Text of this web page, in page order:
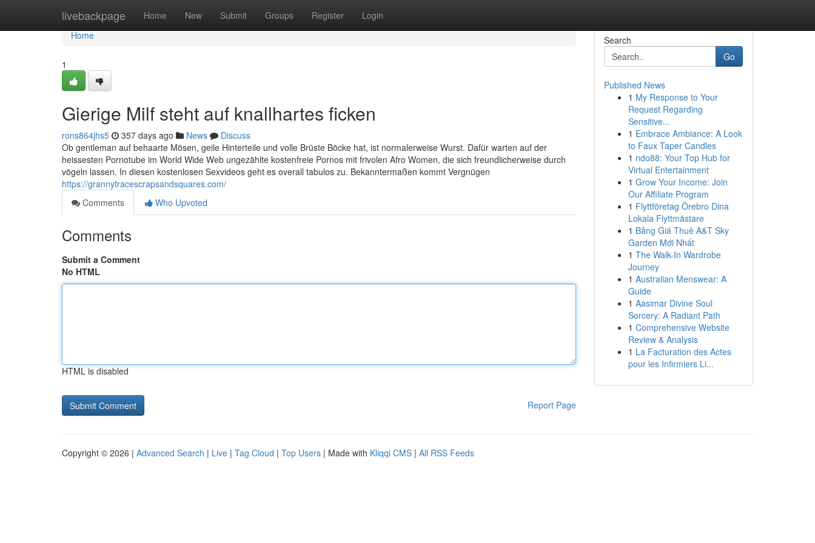
livebackpage Home New Submit Groups Register Login
Home
Home
1
Gierige Milf steht auf knallhartes ficken
rons864jhs5 357 days ago News
Discuss
Ob gentleman auf behaarte Mösen, geile Hinterteile und volle Brüste Böcke hat, ist normalerweise Wurst. Dafür warten auf der
heissesten Pornotube im World Wide Web ungezählte kostenfreie Pornos mit frivolen Afro Women, die sich freundlicherweise durch
vögeln lassen. In diesen kostenlosen Sexvideos geht es overall tabulos zu. Bekanntermaßen kommt Vergnügen
https://grannytracescrapsandsquares.com/
Comments
Who Upvoted
Comments
Submit a Comment
No HTML
HTML is disabled
Report Page
Search
Go
Published News
1 My Response to Your
Request Regarding
Sensitive...
1 Embrace Ambiance: A Look
to Faux Taper Candles
1 ndo88: Your Top Hub for
Virtual Entertainment
1 Grow Your Income: Join
Our Affiliate Program
1 Flyttföretag Örebro Dina
Lokala Flyttmästare
1 Bảng Giá Thuê A&T Sky
Garden Mới Nhất
1 The Walk-In Wardrobe
Journey
1 Australian Menswear: A
Guide
1 Aasimar Divine Soul
Sorcery: A Radiant Path
1 Comprehensive Website
Review & Analysis
1 La Facturation des Actes
pour les Infirmiers Li...
Copyright © 2026 | Advanced Search | Live | Tag Cloud | Top Users | Made with Kliqqi CMS | All RSS Feeds